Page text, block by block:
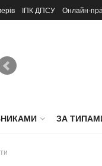
ІПК ДПСУ Онлайн-
ЗА